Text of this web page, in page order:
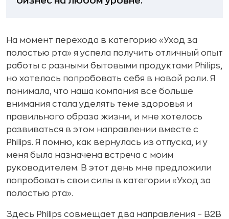
На момент перехода в категорию «Уход за
полостью рта» я успела получить отличный опыт
работы с разными бытовыми продуктами Philips,
но хотелось попробовать себя в новой роли. Я
понимала, что наша компания все больше
внимания стала уделять теме здоровья и
правильного образа жизни, и мне хотелось
развиваться в этом направлении вместе с
Philips. Я помню, как вернулась из отпуска, и у
меня была назначена встреча с моим
руководителем. В этот день мне предложили
попробовать свои силы в категории «Уход за
полостью рта».
Здесь Philips совмещает два направления – B2B